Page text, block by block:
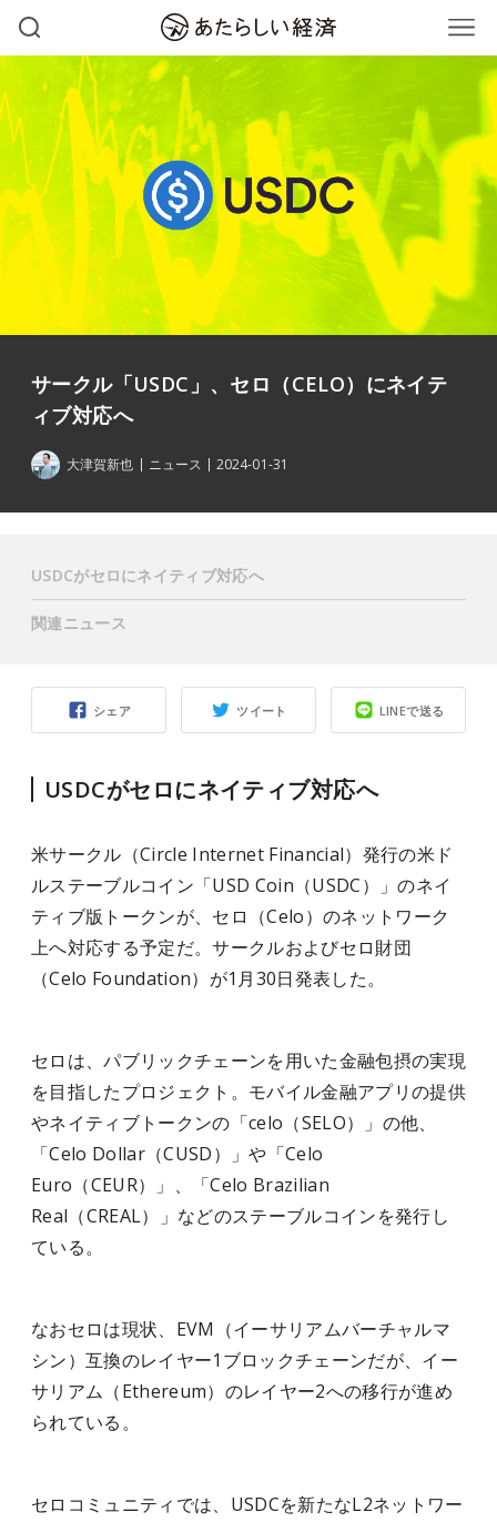
サークル「USDC」、セロ（CELO）にネイテ
ィブ対応へ
大津賀新也 ニュース 2024-01-31
シェア ツイート LINEで送る
USDCがセロにネイティブ対応へ
米サークル（Circle Internet Financial）発行の米ド
ルステーブルコイン「USD Coin（USDC）」のネイ
ティブ版トークンが、セロ（Celo）のネットワーク
上へ対応する予定だ。サークルおよびセロ財団
（Celo Foundation）が1月30日発表した。
セロは、パブリックチェーンを用いた金融包摂の実現
を目指したプロジェクト。モバイル金融アプリの提供
やネイティブトークンの「celo（SELO）」の他、
「Celo Dollar（CUSD）」や「Celo
Euro（CEUR）」、「Celo Brazilian
Real（CREAL）」などのステーブルコインを発行し
ている。
なおセロは現状、EVM（イーサリアムバーチャルマ
シン）互換のレイヤー1ブロックチェーンだが、イー
サリアム（Ethereum）のレイヤー2への移行が進め
られている。
セロコミュニティでは、USDCを新たなL2ネットワー
USDCがセロにネイティブ対応へ
関連ニュース